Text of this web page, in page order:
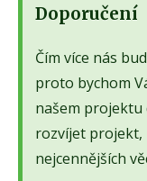
Doporučení
Čím více nás
proto bychom
našem
rozvíjet projekt,
nejcennějších